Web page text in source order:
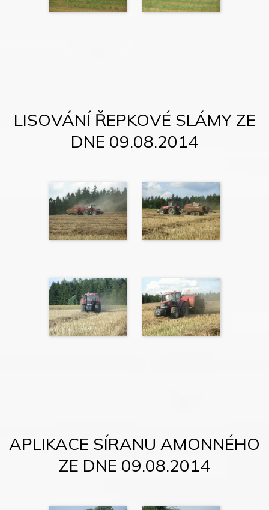
LISOVÁNÍ ŘEPKOVÉ SLÁMY ZE
DNE 09.08.2014
APLIKACE SÍRANU AMONNÉHO
ZE DNE 09.08.2014